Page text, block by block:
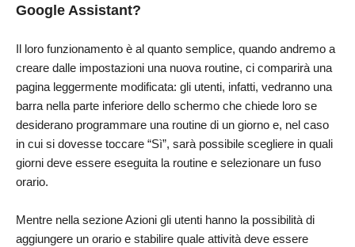
Google Assistant?
Il loro funzionamento è al quanto semplice, quando andremo a
creare dalle impostazioni una nuova routine, ci comparirà una
pagina leggermente modificata: gli utenti, infatti, vedranno una
barra nella parte inferiore dello schermo che chiede loro se
desiderano programmare una routine di un giorno e, nel caso
in cui si dovesse toccare “Sì”, sarà possibile scegliere in quali
giorni deve essere eseguita la routine e selezionare un fuso
orario.
Mentre nella sezione Azioni gli utenti hanno la possibilità di
aggiungere un orario e stabilire quale attività deve essere